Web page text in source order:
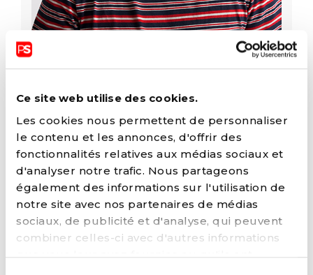
Ce site web utilise des cookies.
Les cookies nous permettent de personnaliser
le contenu et les annonces, d'offrir des
fonctionnalités relatives aux médias sociaux et
d'analyser notre trafic. Nous partageons
également des informations sur l'utilisation de
notre site avec nos partenaires de médias
sociaux, de publicité et d'analyse, qui peuvent
combiner celles-ci avec d'autres informations
Geoffroy Pitot
Directeur financier